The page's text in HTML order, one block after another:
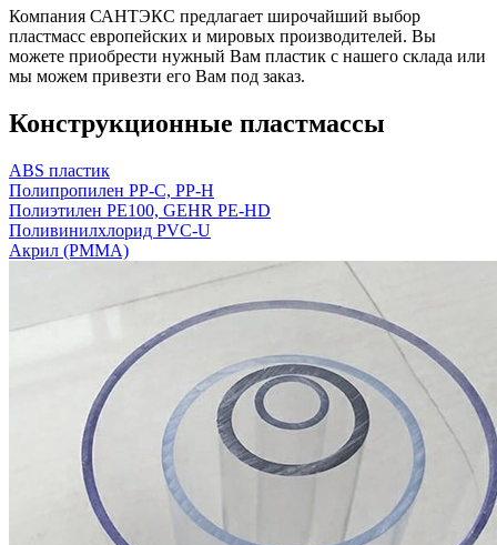
Компания САНТЭКС предлагает широчайший выбор
пластмасс европейских и мировых производителей. Вы
можете приобрести нужный Вам пластик с нашего склада или
мы можем привезти его Вам под заказ.
Конструкционные пластмассы
ABS пластик
Полипропилен PP-C, PP-H
Полиэтилен PE100, GEHR PE-HD
Поливинилхлорид PVC-U
Акрил (PMMA)